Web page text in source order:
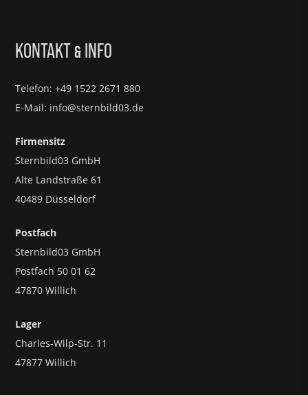
KONTAKT& INFO
Telefon: +49 1522 2671 880
E-Mail: info@sternbild03.de
Firmensitz
Sternbild03 GmbH
Alte Landstraße 61
40489 Düsseldorf
Postfach
Sternbild03 GmbH
Postfach 50 01 62
47870 Willich
Lager
Charles-Wilp-Str. 11
47877 Willich